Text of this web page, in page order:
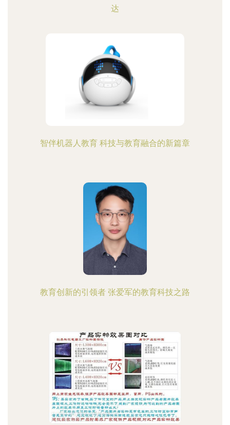
达
智伴机器人教育 科技与教育融合的新篇章
教育创新的引领者 张爱军的教育科技之路